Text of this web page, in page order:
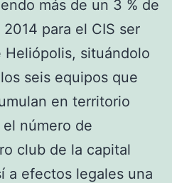
más de un 3 % de
para el CIS ser
situándolo
seis equipos que
en territorio
número de
club de la capital
a efectos legales una